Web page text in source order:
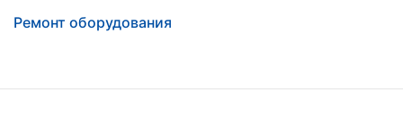
Ремонт оборудования